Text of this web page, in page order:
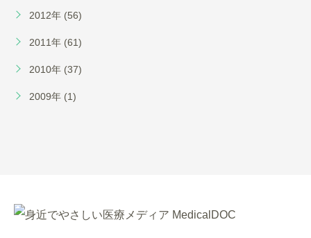
2012年 (56)
2011年 (61)
2010年 (37)
2009年 (1)